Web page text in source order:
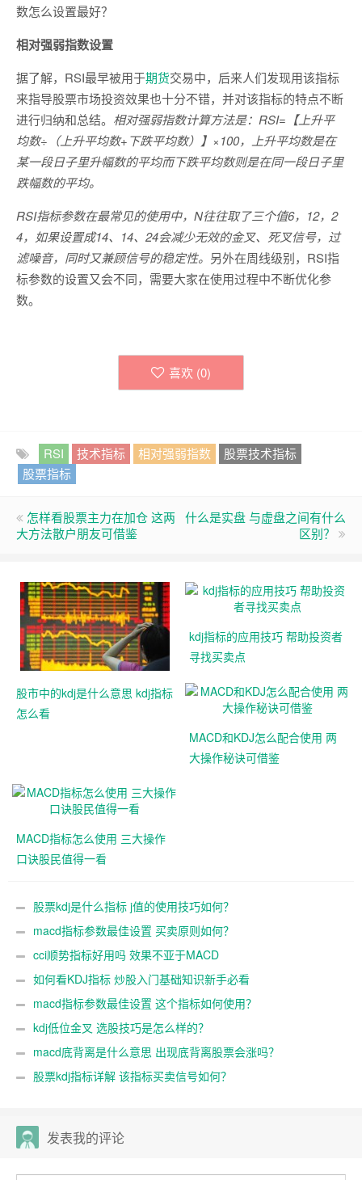
数怎么设置最好？
相对强弱指数设置
据了解，RSI最早被用于期货交易中，后来人们发现用该指标
来指导股票市场投资效果也十分不错，并对该指标的特点不断
进行归纳和总结。 相对强弱指数计算方法是：RSI=【上升平
均数÷（上升平均数+下跌平均数）】×100，上升平均数是在
某一段日子里升幅数的平均而下跌平均数则是在同一段日子里
跌幅数的平均。
RSI指标参数在最常见的使用中，N往往取了三个值6，12，2
4，如果设置成14、14、24会减少无效的金叉、死叉信号，过
滤噪音，同时又兼顾信号的稳定性。 另外在周线级别，RSI指
标参数的设置又会不同，需要大家在使用过程中不断优化参
数。
喜欢 (0)
RSI 技术指标 相对强弱指数
股票技术指标
股票指标
怎样看股票主力在加仓 这两
大方法散户朋友可借鉴
什么是实盘 与虚盘之间有什么
区别？
股市中的kdj是什么意思 kdj指标
怎么看
kdj指标的应用技巧 帮助投资者
寻找买卖点
MACD和KDJ怎么配合使用 两
大操作秘诀可借鉴
MACD指标怎么使用 三大操作
口诀股民值得一看
股票kdj是什么指标 j值的使用技巧如何？
macd指标参数最佳设置 买卖原则如何？
cci顺势指标好用吗 效果不亚于MACD
如何看KDJ指标 炒股入门基础知识新手必看
macd指标参数最佳设置 这个指标如何使用？
kdj低位金叉 选股技巧是怎么样的？
macd底背离是什么意思 出现底背离股票会涨吗？
股票kdj指标详解 该指标买卖信号如何？
发表我的评论